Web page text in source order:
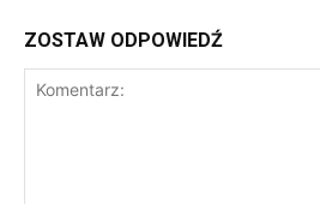
ZOSTAW ODPOWIEDŹ